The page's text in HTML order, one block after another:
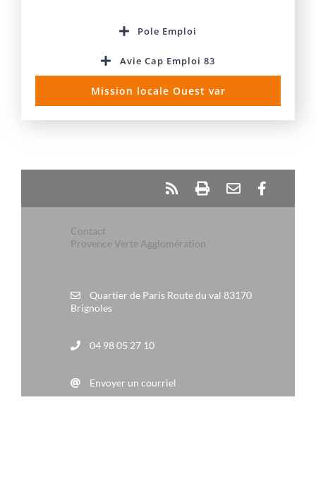
Pole Emploi
Avie Cap Emploi 83
Mission locale Ouest var
Contact
Provence Verte Agglomération
Quartier de Paris Route du val 83170
Brignoles
04 98 05 27 10
Envoyer un courriel